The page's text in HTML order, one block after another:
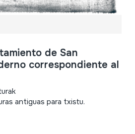
de San
correspondiente al
antiguas para txistu.